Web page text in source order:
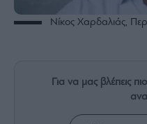
Άρθρα
Νίκος Χαρδαλιάς,
Για να μας βλέπεις